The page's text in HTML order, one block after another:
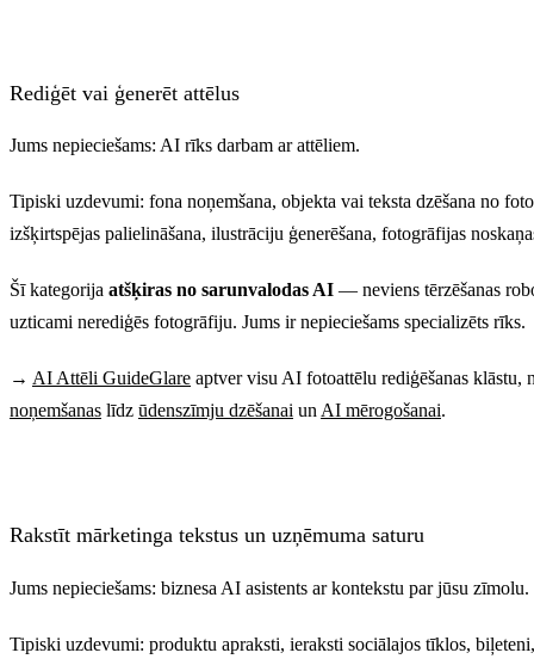
Rediģēt vai ģenerēt attēlus
Jums nepieciešams: AI rīks darbam ar attēliem.
Tipiski uzdevumi: fona noņemšana, objekta vai teksta dzēšana no
izšķirtspējas palielināšana, ilustrāciju ģenerēšana, fotogrāfijas
Šī kategorija atšķiras no sarunvalodas AI — neviens tērzēšanas
uzticami nerediģēs fotogrāfiju. Jums ir nepieciešams specializēts rīks.
→ AI Attēli GuideGlare aptver visu AI fotoattēlu rediģēšanas klāstu,
noņemšanas līdz ūdenszīmju dzēšanai unAI mērogošanai.
Rakstīt mārketinga tekstus un uzņēmuma saturu
Jums nepieciešams: biznesa AI asistents ar kontekstu par jūsu zīmolu.
Tipiski uzdevumi: produktu apraksti, ieraksti sociālajos tīklos,